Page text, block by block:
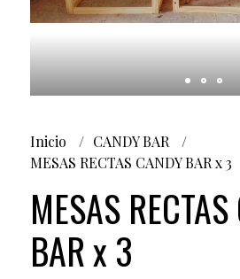
Inicio
CANDY BAR
MESAS RECTAS CANDY BAR x 3
MESAS
BAR x 3